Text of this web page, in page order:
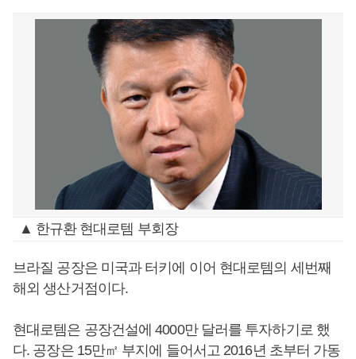
▲ 한규환 현대로템 부회장
브라질 공장은 미국과 터키에 이어 현대로템의 세번째
해외 생산거점이다.
현대로템은 공장건설에 4000만 달러를 투자하기로 했
다. 공장은 15만㎡ 부지에 들어서고 2016년 초부터 가동